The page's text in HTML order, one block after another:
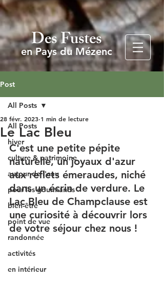
Des Fustes
en Pays du Mézenc
Post
All Posts
hiver
culture & patrimoine
autour de l'eau
pour les gourmands
bien-être
point de vue
randonnée
activités
en intérieur
All Posts
Le Lac Bleu
28 févr. 2023 1 min de lecture
C'est une petite pépite
naturelle, un joyaux d'azur
aux reflets émeraudes, niché
dans un écrin de verdure. Le
Lac Bleu de Champclause est
une curiosité à découvrir lors
de votre séjour chez nous !